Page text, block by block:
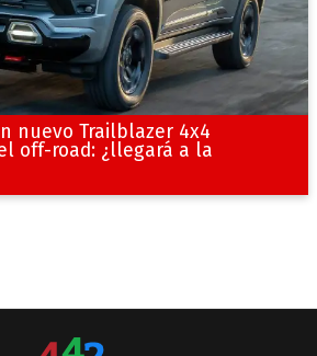
nuevo Trailblazer 4x4
off-road: ¿llegará a la